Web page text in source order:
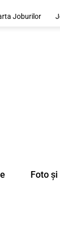
Joburilor
Foto